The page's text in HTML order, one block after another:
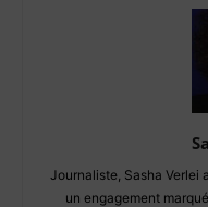
Journaliste, Sasha Verlei
un engagement